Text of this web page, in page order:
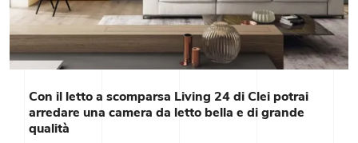
Con il letto a scomparsa Living 24 di Clei potrai
arredare una camera da letto bella e di grande
qualità